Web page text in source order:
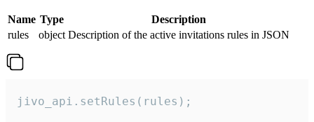
Name Type
Description
rules
object Description of the active invitations rules in JSON
jivo_api.setRules(rules);